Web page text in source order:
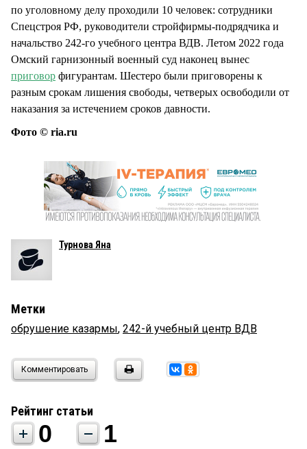
по уголовному делу проходили 10 человек: сотрудники
Спецстроя РФ, руководители стройфирмы-подрядчика и
начальство 242-го учебного центра ВДВ. Летом 2022 года
Омский гарнизонный военный суд наконец вынес
приговор фигурантам. Шестеро были приговорены к
разным срокам лишения свободы, четверых освободили от
наказания за истечением сроков давности.
Фото © ria.ru
Турнова Яна
Метки
обрушение казармы, 242-й учебный центр ВДВ
Комментировать
Рейтинг статьи
0 1